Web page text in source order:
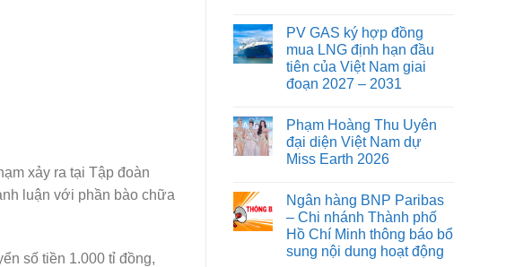
xảy ra tại Tập đoàn
luận với phần bào chữa
số tiền 1.000 tỉ đồng,
PV GAS ký hợp đồng
mua LNG định hạn đầu
tiên của Việt Nam giai
đoạn 2027 – 2031
Phạm Hoàng Thu Uyên
đại diện Việt Nam dự
Miss Earth 2026
Ngân hàng BNP Paribas
– Chi nhánh Thành phố
Hồ Chí Minh thông báo bổ
sung nội dung hoạt động